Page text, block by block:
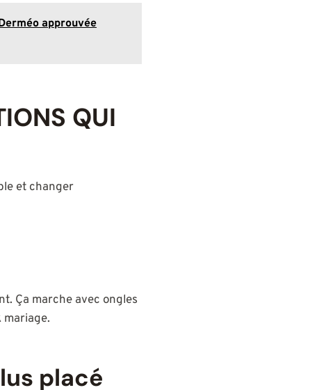
approuvée
QUI
et changer
Ça marche avec ongles
mariage.
placé